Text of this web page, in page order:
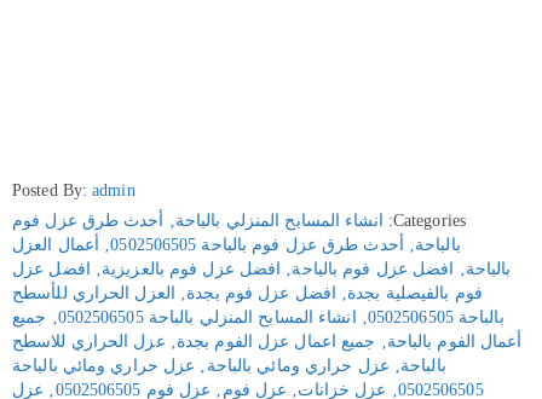
Posted By:admin
Categories:
انشاء المسابح المنزلي بالباحة
أحدث طرق عزل فوم
بالباحة
أحدث طرق عزل فوم بالباحة 0502506505 ‚
أعمال العزل
بالباحة
افضل عزل فوم بالباحة افضل عزل فوم بالعزيزية
افضل عزل
فوم بالفيصلية بجدة
افضل عزل فوم بجدة
العزل الحراري للأسطح
بالباحة 0502506505
انشاء المسابح المنزلي بالباحة 0502506505
جميع
أعمال الفوم بالباحة
جميع اعمال عزل الفوم بجدة
عزل الحراري للاسطح
بالباحة
عزل حراري ومائي بالباحة
عزل حراري ومائي بالباحة
0502506505
عزل خزانات عزل فوم عزل فوم 0502506505
عزل